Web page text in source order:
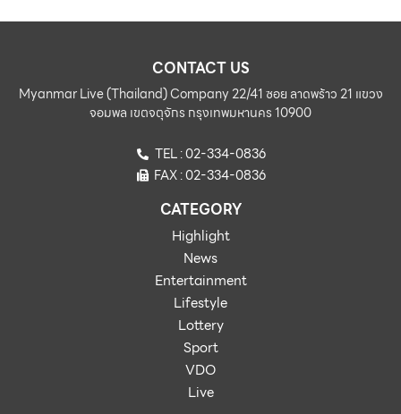
CONTACT US
Myanmar Live (Thailand) Company 22/41 ซอย ลาดพร้าว 21 แขวง
จอมพล เขตจตุจักร กรุงเทพมหานคร 10900
TEL : 02-334-0836
FAX : 02-334-0836
CATEGORY
Highlight
News
Entertainment
Lifestyle
Lottery
Sport
VDO
Live